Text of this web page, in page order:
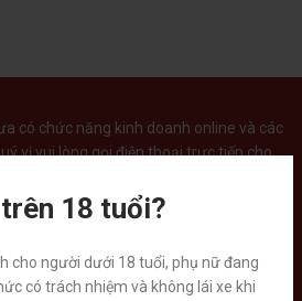
18 tuổi?
cho người dưới 18 tuổi, phụ nữ đang
có trách nhiệm và không lái xe khi
có chức năng kinh doanh online và các
vị vui lòng gọi điện thoại trực tiếp cho
Liên hệ